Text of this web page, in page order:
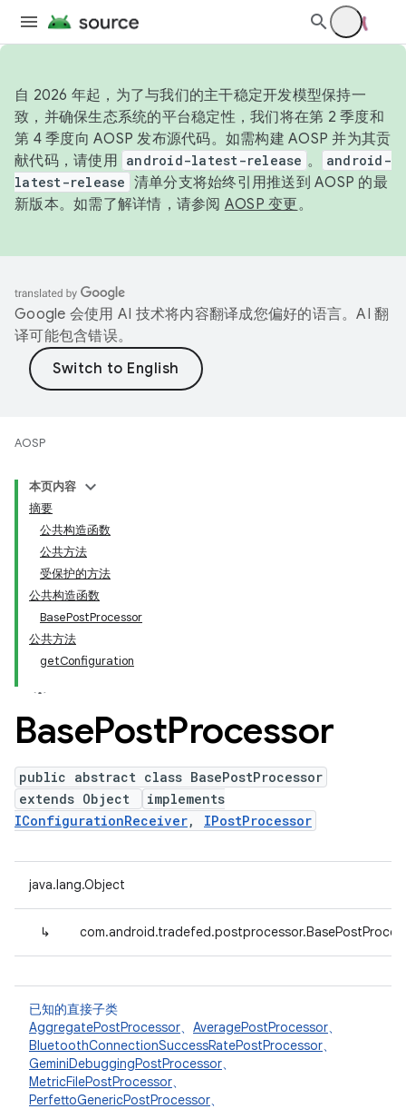
自 2026 年起，为了与我们的主干稳定开发模型保持一
致，并确保生态系统的平台稳定性，我们将在第 2 季度和
第 4 季度向 AOSP 发布源代码。如需构建 AOSP 并为其贡
献代码，请使用 android-latest-release 。
android-
latest-release 清单分支将始终引用推送到 AOSP 的最
新版本。如需了解详情，请参阅 AOSP 变更。
Google 会使用 AI 技术将内容翻译成您偏好的语言。AI 翻
译可能包含错误。
AOSP
本页内容
摘要
公共构造函数
公共方法
受保护的方法
公共构造函数
BasePostProcessor
公共方法
getConfiguration
BasePostProcessor
public abstract class BasePostProcessor
extends Object
implements
IConfigurationReceiver, IPostProcessor
java.lang.Object
↳
已知的直接子类
AggregatePostProcessor、 AveragePostProcessor、
BluetoothConnectionSuccessRatePostProcessor、
GeminiDebuggingPostProcessor、
MetricFilePostProcessor、
PerfettoGenericPostProcessor、